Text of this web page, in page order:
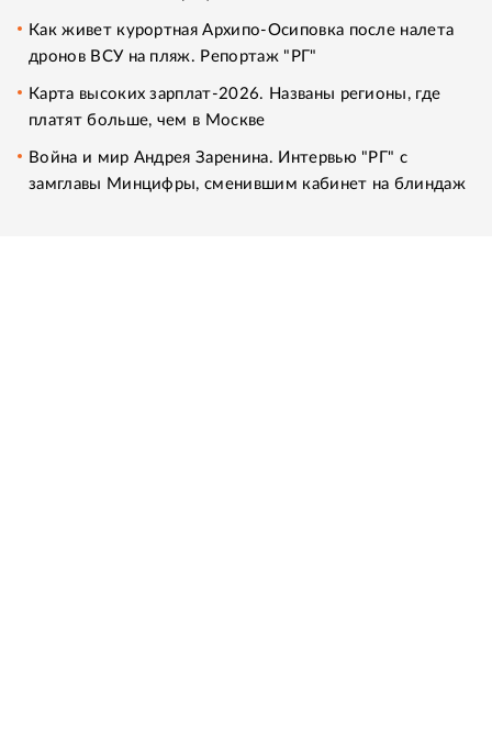
Как живет курортная Архипо-Осиповка после налета
дронов ВСУ на пляж. Репортаж "РГ"
Карта высоких зарплат-2026. Названы регионы, где
платят больше, чем в Москве
Война и мир Андрея Заренина. Интервью "РГ" с
замглавы Минцифры, сменившим кабинет на блиндаж